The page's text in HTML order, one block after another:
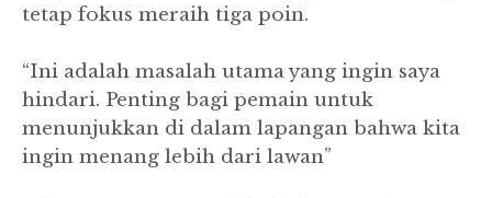
tetap fokus meraih tiga poin.
“Ini adalah masalah utama yang ingin saya
hindari. Penting bagi pemain untuk
menunjukkan di dalam lapangan bahwa kita
ingin menang lebih dari lawan”